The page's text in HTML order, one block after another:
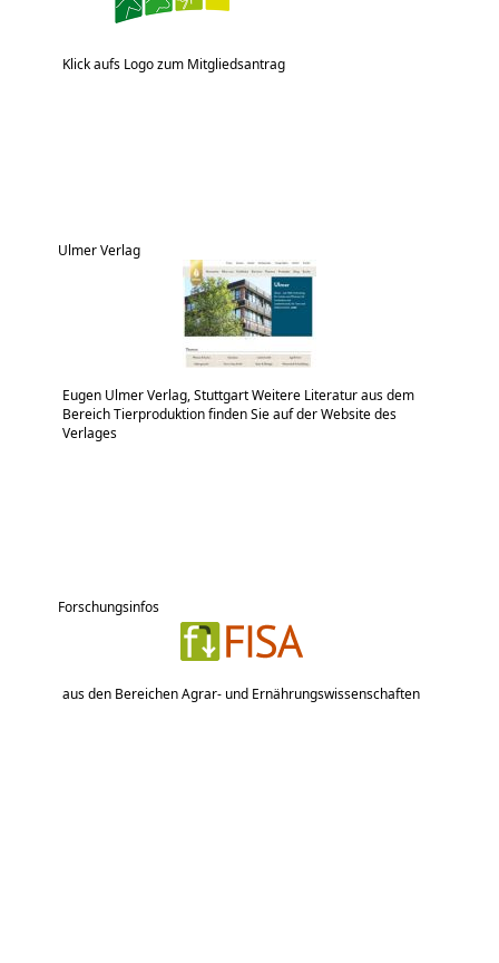
Klick aufs Logo zum Mitgliedsantrag
Ulmer Verlag
Eugen Ulmer Verlag, Stuttgart Weitere Literatur aus dem
Bereich Tierproduktion finden Sie auf der Website des
Verlages
Forschungsinfos
aus den Bereichen Agrar- und Ernährungswissenschaften